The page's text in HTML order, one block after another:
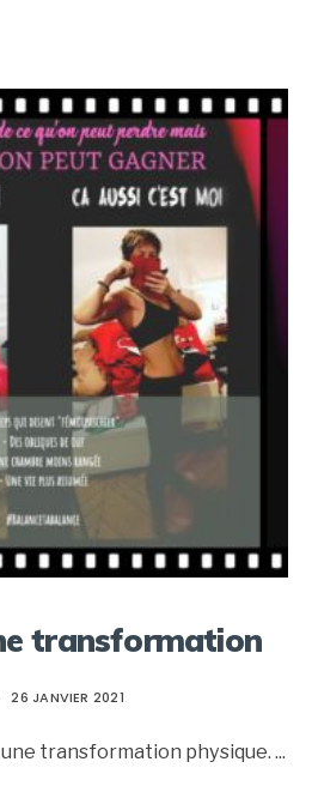
transformation
26 JANVIER 2021
transformation physique. ...